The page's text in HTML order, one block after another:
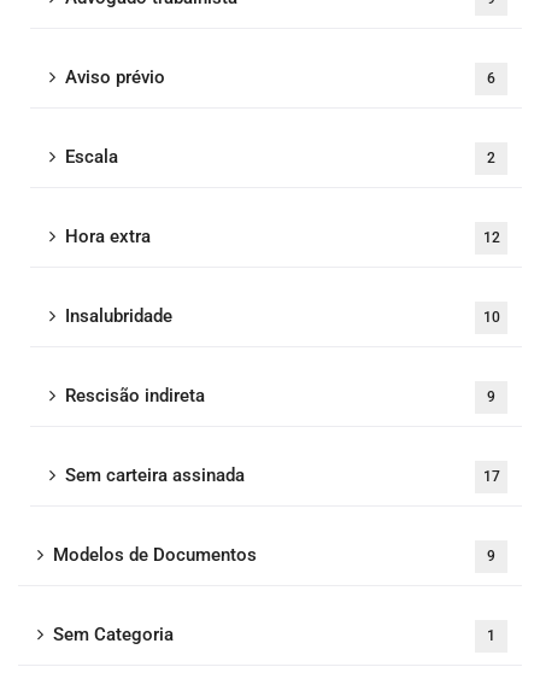
Aviso prévio 6
Escala 2
Hora extra 12
Insalubridade 10
Rescisão indireta 9
Sem carteira assinada 17
Modelos de Documentos 9
Sem Categoria 1